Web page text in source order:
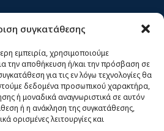
συγκατάθεσης
εμπειρία, χρησιμοποιούμε
την αποθήκευση ή/και την πρόσβαση σε
για τις εν λόγω τεχνολογίες θα
δεδομένα προσωπικού χαρακτήρα,
ή μοναδικά αναγνωριστικά σε αυτόν
ή η ανάκληση της συγκατάθεσης,
ορισμένες λειτουργίες και
αρχές & δράση